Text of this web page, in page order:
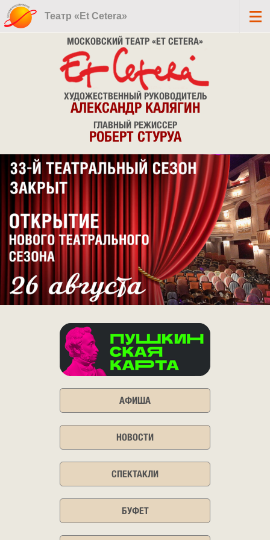
Театр «Et Cetera»
МОСКОВСКИЙ ТЕАТР «ET CETERA»
ХУДОЖЕСТВЕННЫЙ РУКОВОДИТЕЛЬ
АЛЕКСАНДР КАЛЯГИН
ГЛАВНЫЙ РЕЖИССЕР
РОБЕРТ СТУРУА
АФИША
НОВОСТИ
СПЕКТАКЛИ
БУФЕТ